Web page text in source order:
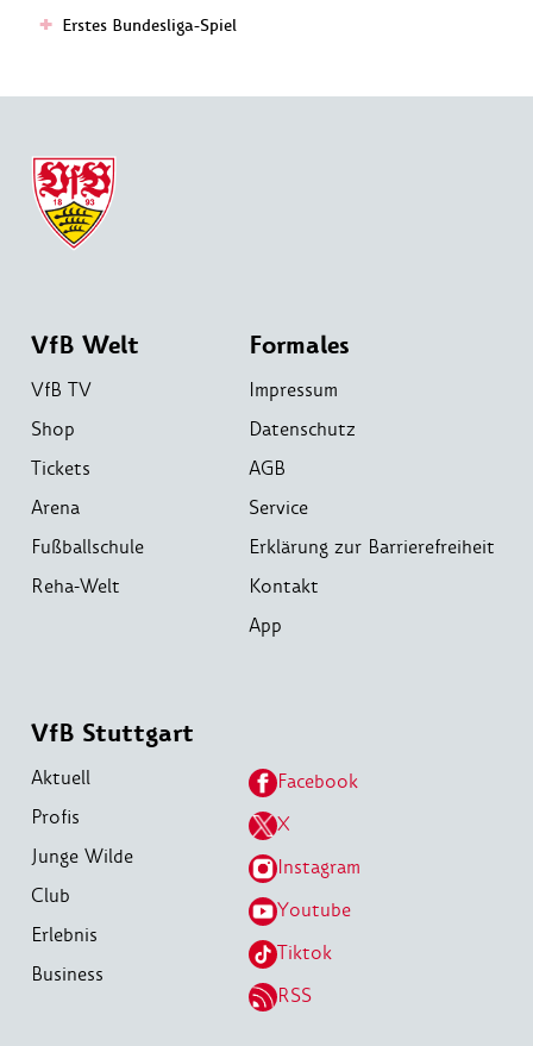
Erstes Bundesliga-Spiel
VfB Welt
VfB TV
Shop
Tickets
Arena
Fußballschule
Reha-Welt
Formales
Impressum
Datenschutz
AGB
Service
Erklärung zur Barrierefreiheit
Kontakt
App
VfB Stuttgart
Aktuell
Profis
Junge Wilde
Club
Erlebnis
Business
Facebook
X
Instagram
Youtube
Tiktok
RSS